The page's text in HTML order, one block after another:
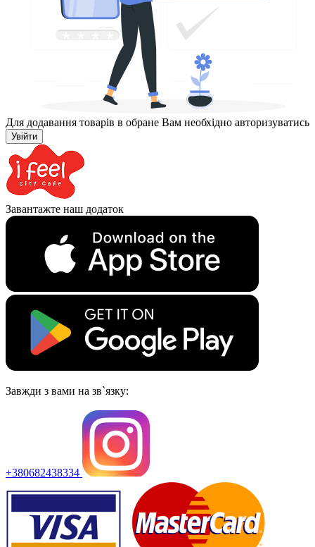
Для додавання товарів в обране Вам необхідно авторизуватись
Увійти
Завантажте наш додаток
Завжди з вами на зв`язку:
+380682438334